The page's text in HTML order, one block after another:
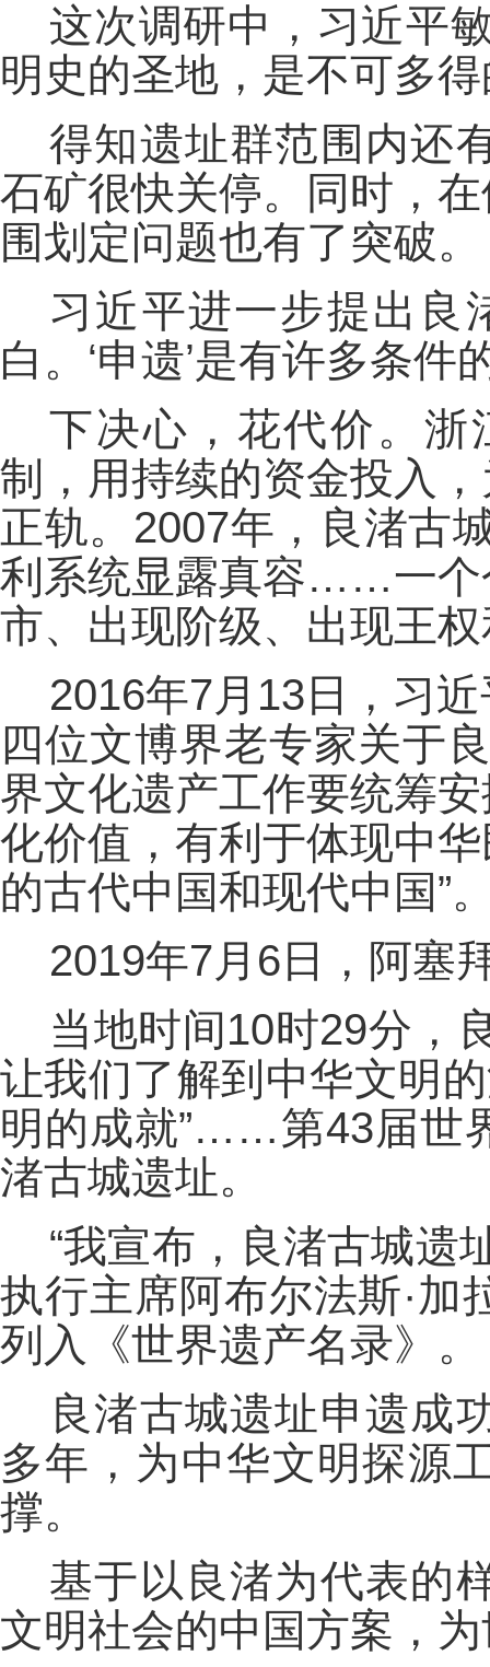
这次调研中，习近平
明史的圣地，是不可多
得知遗址群范围内还
石矿很快关停。同时，
围划定问题也有了突破。
习近平进一步提出良
白。‘申遗’是有许多条件
下决心，花代价。浙
制，用持续的资金投入
正轨。2007年，良渚古
利系统显露真容……一个
市、出现阶级、出现王
2016年7月13日，习
四位文博界老专家关于
界文化遗产工作要统筹
化价值，有利于体现中
的古代中国和现代中国”
2019年7月6日，阿塞
当地时间10时29分，
让我们了解到中华文明
明的成就”……第43届世
渚古城遗址。
“我宣布，良渚古城遗
执行主席阿布尔法斯·加
列入《世界遗产名录》。
良渚古城遗址申遗成
多年，为中华文明探源
撑。
基于以良渚为代表的
文明社会的中国方案，